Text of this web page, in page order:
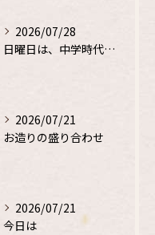
2026/07/28
日曜日は、中学時代の、同級生と鮎釣り
2026/07/21
お造りの盛り合わせ
2026/07/21
今日は